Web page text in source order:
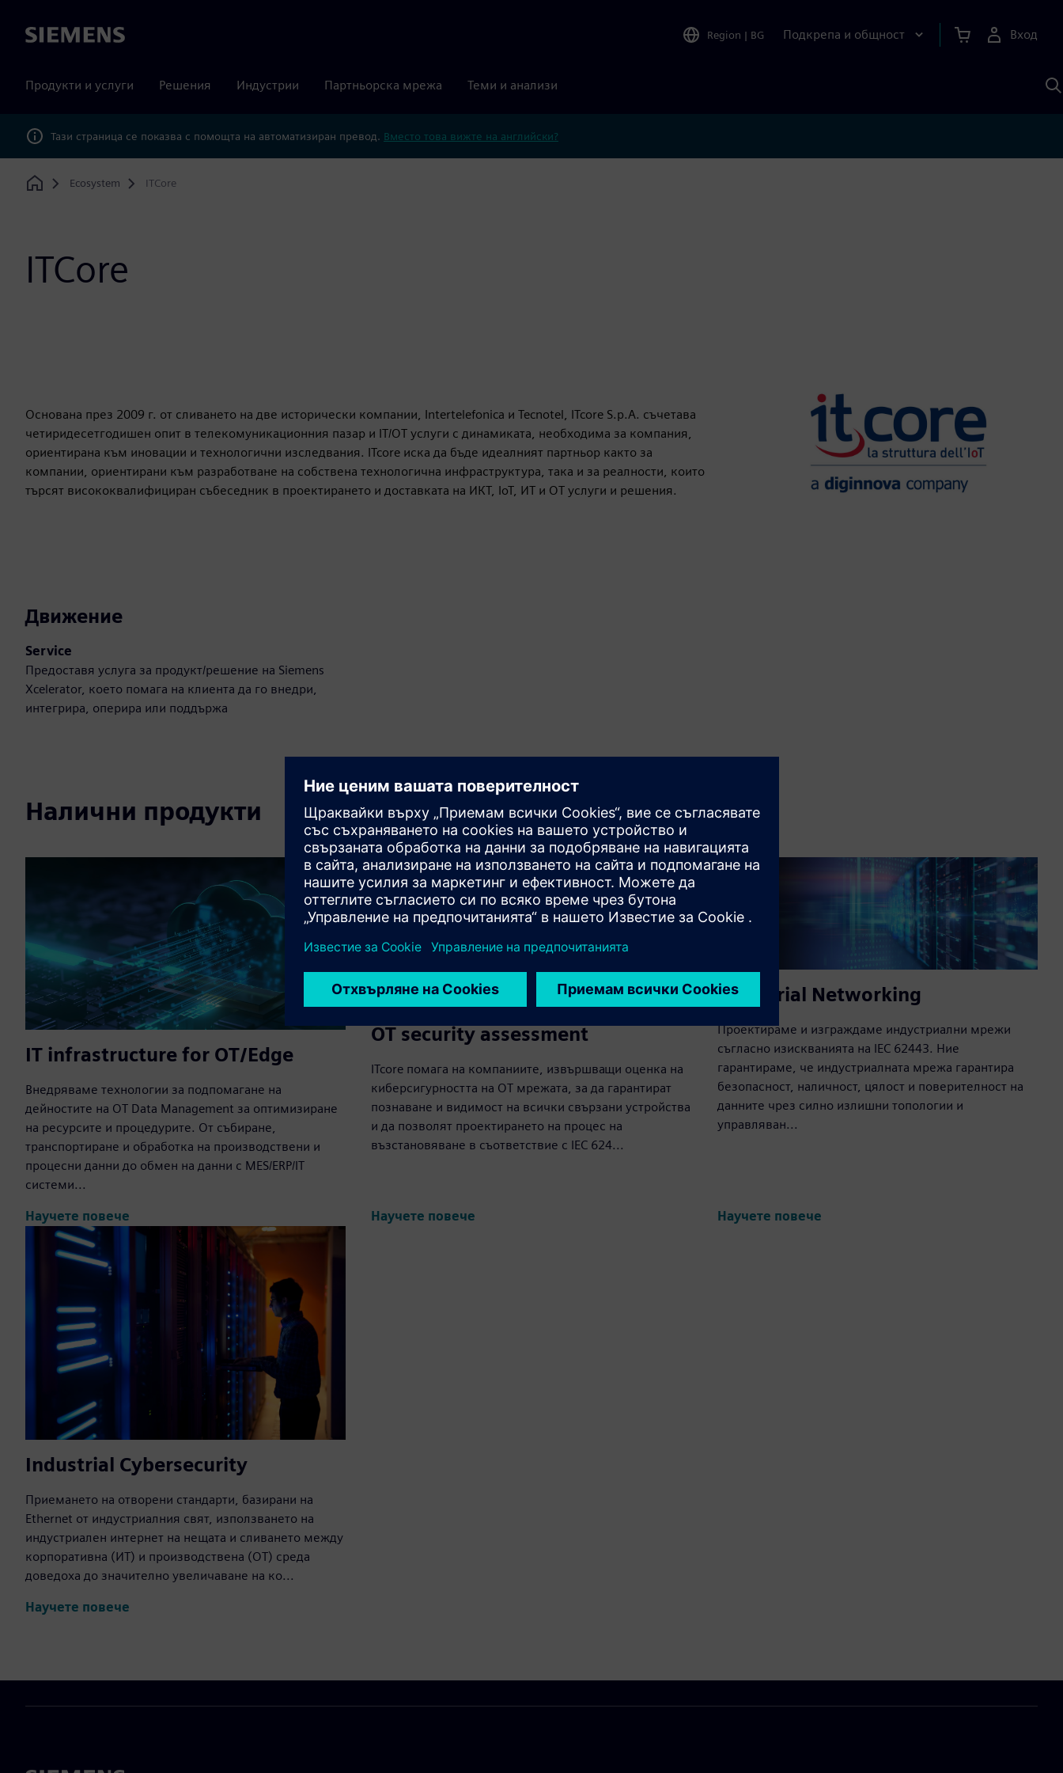
Siemens Region | BG Подкрепа и общност Вход
Продукти и услуги Решения Индустрии Партньорска мрежа Теми и анализи
с
Тази страница се показва с помощта на автоматизиран превод. Вместо това вижте на английски?
Home
Ecosystem ITCore
ITCore
Основана през 2009 г. от сливането на две исторически компании, Intertelefonica и Tecnotel, ITcore S.p.A. съчетава
четиридесетгодишен опит в телекомуникационния пазар и IT/OT услуги с динамиката, необходима за компания,
ориентирана към иновации и технологични изследвания. ITcore иска да бъде идеалният партньор както за
компании, ориентирани към разработване на собствена технологична инфраструктура, така и за реалности, които
търсят висококвалифициран събеседник в проектирането и доставката на ИКТ, IoT, ИТ и OT услуги и решения.
Движение
Service
Предоставя услуга за продукт/решение на Siemens
Xcelerator, което помага на клиента да го внедри,
интегрира, оперира или поддържа
Налични продукти
IT infrastructure for OT/Edge
Внедряваме технологии за подпомагане на
дейностите на OT Data Management за оптимизиране
на ресурсите и процедурите. От събиране,
транспортиране и обработка на производствени и
процесни данни до обмен на данни с MES/ERP/IT
системи...
Научете повече
OT security assessment
ITcore помага на компаниите, извършващи оценка на
киберсигурността на OT мрежата, за да гарантират
познаване и видимост на всички свързани устройства
и да позволят проектирането на процес на
възстановяване в съответствие с IEC 624...
Научете повече
Industrial Networking
Проектираме и изграждаме индустриални мрежи
съгласно изискванията на IEC 62443. Ние
гарантираме, че индустриалната мрежа гарантира
безопасност, наличност, цялост и поверителност на
данните чрез силно излишни топологии и
управляван...
Научете повече
Industrial Cybersecurity
Приемането на отворени стандарти, базирани на
Ethernet от индустриалния свят, използването на
индустриален интернет на нещата и сливането между
корпоративна (ИТ) и производствена (OT) среда
доведоха до значително увеличаване на ко...
Научете повече